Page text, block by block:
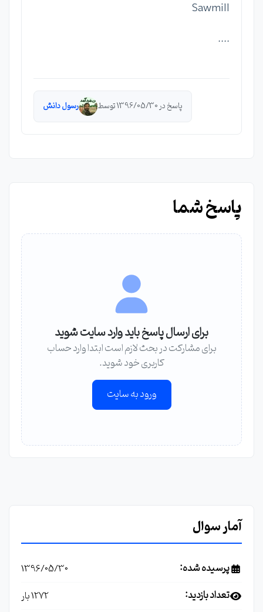
Sawmill
....
پاسخ در 1396/05/30 توسط رسول دانش
پاسخ شما
برای ارسال پاسخ باید وارد سایت شوید
برای مشارکت در بحث لازم است ابتدا وارد حساب
کاربری خود شوید.
ورود به سایت
آمار سوال
پرسیده شده: 1396/05/30
تعداد بازدید: 1272 بار